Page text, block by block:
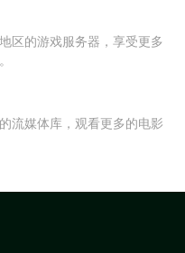
区的游戏服务器，享受更多
流媒体库，观看更多的电影